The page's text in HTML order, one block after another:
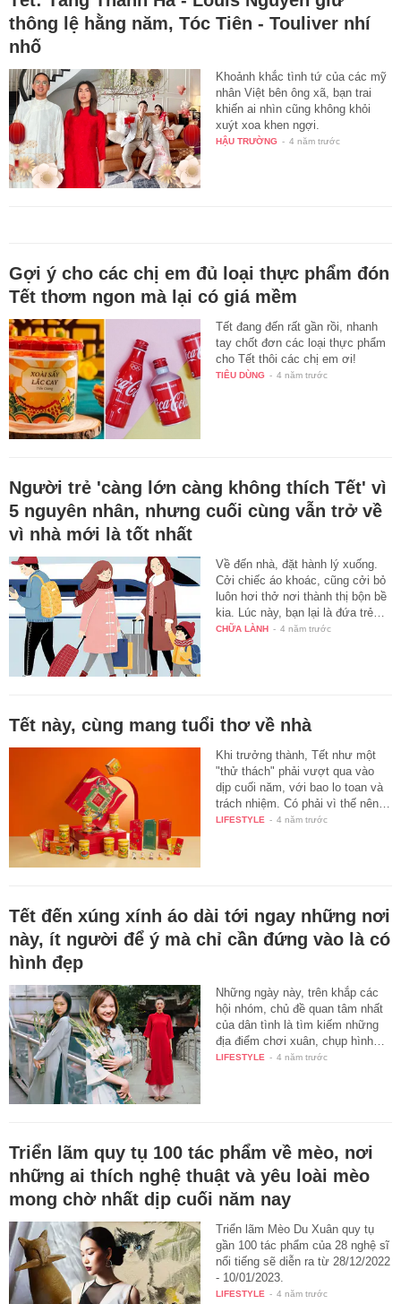
thông lệ hằng năm, Tóc Tiên - Touliver nhí
nhố
Khoảnh khắc tình tứ của các mỹ
nhân Việt bên ông xã, bạn trai
khiến ai nhìn cũng không khỏi
xuýt xoa khen ngợi.
HẬU TRƯỜNG - 4 năm trước
Gợi ý cho các chị em đủ loại thực phẩm đón
Tết thơm ngon mà lại có giá mềm
Tết đang đến rất gần rồi, nhanh
tay chốt đơn các loại thực phẩm
cho Tết thôi các chị em ơi!
TIÊU DÙNG - 4 năm trước
Người trẻ 'càng lớn càng không thích Tết' vì
5 nguyên nhân, nhưng cuối cùng vẫn trở về
vì nhà mới là tốt nhất
Về đến nhà, đặt hành lý xuống.
Cởi chiếc áo khoác, cũng cởi bỏ
luôn hơi thở nơi thành thị bộn bề
kia. Lúc này, bạn lại là đứa trẻ…
CHỮA LÀNH - 4 năm trước
Tết này, cùng mang tuổi thơ về nhà
Khi trưởng thành, Tết như một
"thử thách" phải vượt qua vào
dịp cuối năm, với bao lo toan và
trách nhiệm. Có phải vì thế nên…
LIFESTYLE - 4 năm trước
Tết đến xúng xính áo dài tới ngay những nơi
này, ít người để ý mà chỉ cần đứng vào là có
hình đẹp
Những ngày này, trên khắp các
hội nhóm, chủ đề quan tâm nhất
của dân tình là tìm kiếm những
địa điểm chơi xuân, chụp hình…
LIFESTYLE - 4 năm trước
Triển lãm quy tụ 100 tác phẩm về mèo, nơi
những ai thích nghệ thuật và yêu loài mèo
mong chờ nhất dịp cuối năm nay
Triển lãm Mèo Du Xuân quy tụ
gần 100 tác phẩm của 28 nghệ sĩ
nổi tiếng sẽ diễn ra từ 28/12/2022
- 10/01/2023.
LIFESTYLE - 4 năm trước